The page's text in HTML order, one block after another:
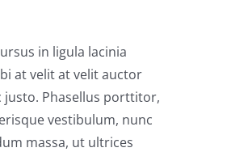
in ligula lacinia
at velit at velit auctor
justo. Phasellus porttitor,
vestibulum, nunc
massa, ut ultrices